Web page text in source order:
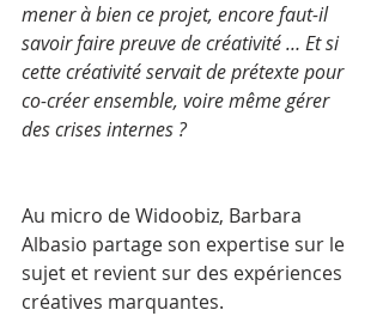
mener à bien ce projet, encore faut-il
savoir faire preuve de créativité … Et si
cette créativité servait de prétexte pour
co-créer ensemble, voire même gérer
des crises internes ?
Au micro de Widoobiz, Barbara
Albasio partage son expertise sur le
sujet et revient sur des expériences
créatives marquantes.